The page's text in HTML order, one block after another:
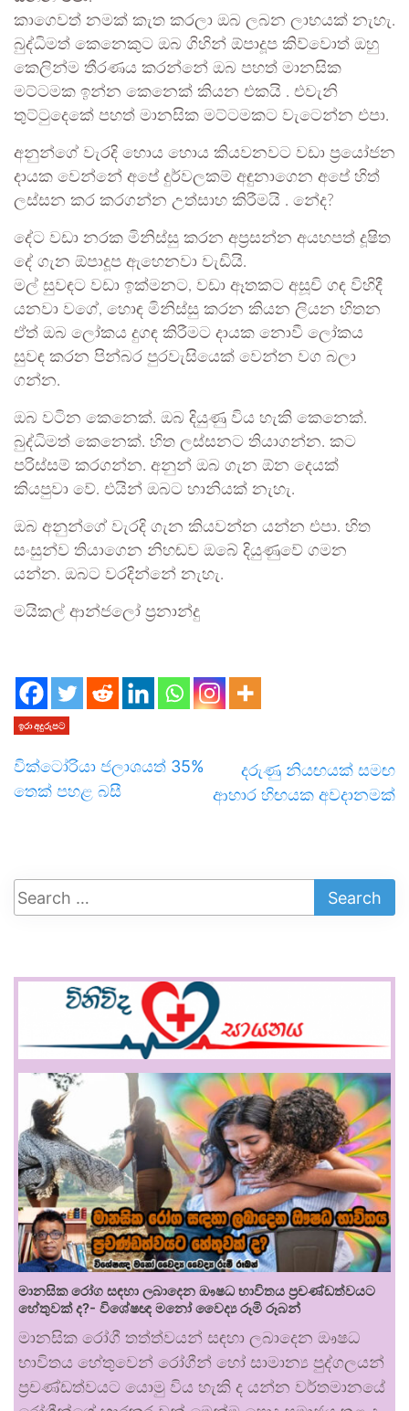
කාගෙවත් නමක් කැත කරලා ඔබ ලබන ලාභයක් නැහැ.
බුද්ධිමත් කෙනෙකුට ඔබ ගිහින් ඕපාදූප කිව්වොත් ඔහු
කෙලින්ම තීරණය කරන්නේ ඔබ පහත් මානසික
මට්ටමක ඉන්න කෙනෙක් කියන එකයි . එවැනි
තුට්ටුදෙකේ පහත් මානසික මට්ටමකට වැටෙන්න එපා.
අනුන්ගේ වැරදි හොය හොය කියවනවට වඩා ප්‍රයෝජන
දායක වෙන්නේ අපේ දුර්වලකම් අඳුනාගෙන අපේ හිත්
ලස්සන කර කරගන්න උත්සාහ කිරීමයි . නේද?
දේට වඩා නරක මිනිස්සු කරන අප්‍රසන්න අයහපත් දූෂිත
දේ ගැන ඕපාදූප ඇහෙනවා වැඩියි.
මල් සුවඳට වඩා ඉක්මනට, වඩා ඈතකට අසූචි ගඳ විහිදී
යනවා වගේ, හොඳ මිනිස්සු කරන කියන ලියන හිතන
ඒත් ඔබ ලෝකය දුගඳ කිරීමට දායක නොවී ලෝකය
සුවඳ කරන පින්බර පුරවැසියෙක් වෙන්න වග බලා
ගන්න.
ඔබ වටින කෙනෙක්. ඔබ දියුණු විය හැකි කෙනෙක්.
බුද්ධිමත් කෙනෙක්. හිත ලස්සනට තියාගන්න. කට
පරිස්සම් කරගන්න. අනුන් ඔබ ගැන ඕන දෙයක්
කියපුවා වේ. එයින් ඔබට හානියක් නැහැ.
ඔබ අනුන්ගේ වැරදි ගැන කියවන්න යන්න එපා. හිත
සංසුන්ව තියාගෙන නිහඬව ඔබේ දියුණුවේ ගමන
යන්න. ඔබට වරදින්නේ නැහැ.
මයිකල් ආන්ජලෝ ප්‍රනාන්දු
ඉරා අදුරුපට
වික්ටෝරියා ජලාශයත් 35%
තෙක් පහළ බසී
දරුණු නියඟයක් සමඟ
ආහාර හිඟයක අවදානමක්
මානසික රෝග සඳහා ලබාදෙන ඖෂධ භාවිතය ප්‍රචණ්ඩත්වයට
හේතුවක් ද?- විශේෂඥ මනෝ වෛද්‍ය රූමි රූබන්
මානසික රෝගී තත්ත්වයන් සඳහා ලබාදෙන ඖෂධ
භාවිතය හේතුවෙන් රෝගීන් හෝ සාමාන්‍ය පුද්ගලයන්
ප්‍රචණ්ඩත්වයට යොමු විය හැකි ද යන්න වර්තමානයේ